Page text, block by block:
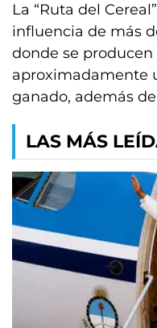
La “Ruta del
influencia de más
donde se producen
aproximadamente
ganado, además
LAS MÁS